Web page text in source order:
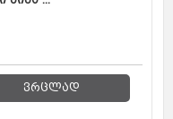
ვრცლად